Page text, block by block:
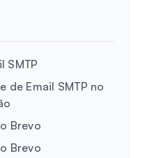
SMTP
de Email SMTP no
Brevo
Brevo